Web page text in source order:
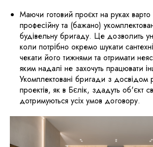
Маючи готовий проєкт на руках варто
професійну та (бажано)
будівельну бригаду. Це дозволить
коли потрібно окремо шукати
чекати його тижнями та отримати
яким надалі не захочуть працювати
Укомплектовані бригади з досвідом
проектів, як в Бєлік, здадуть об'єкт
дотримуються усіх умов договору.